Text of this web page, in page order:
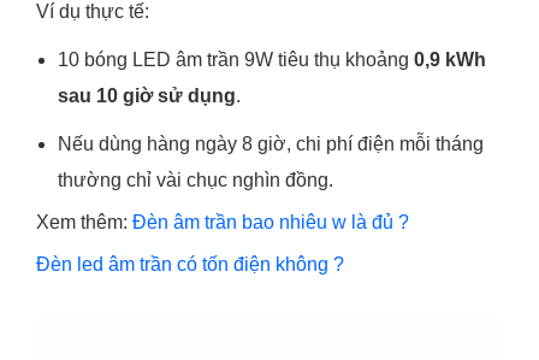
Ví dụ thực tế:
10 bóng LED âm trần 9W tiêu thụ khoảng 0,9 kWh
sau 10 giờ sử dụng.
Nếu dùng hàng ngày 8 giờ, chi phí điện mỗi tháng
thường chỉ vài chục nghìn đồng.
Xem thêm: Đèn âm trần bao nhiêu w là đủ ?
Đèn led âm trần có tốn điện không ?